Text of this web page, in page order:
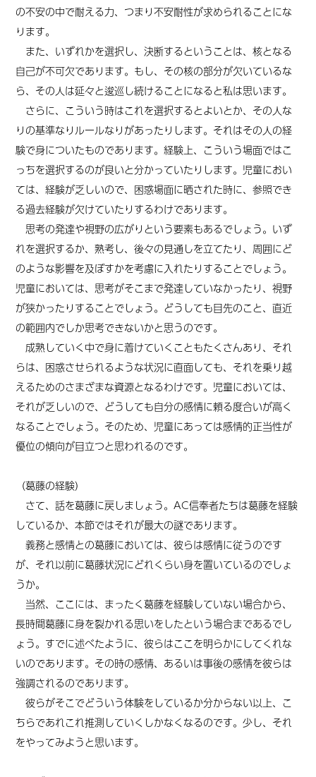
の不安の中で耐える力、つまり不安耐性が求められることにな
ります。
また、いずれかを選択し、決断するということは、核となる
自己が不可欠であります。もし、その核の部分が欠いているな
ら、その人は延々と逡巡し続けることになると私は思います。
さらに、こういう時はこれを選択するとよいとか、その人な
りの基準なりルールなりがあったりします。それはその人の経
験で身についたものであります。経験上、こういう場面ではこ
っちを選択するのが良いと分かっていたりします。児童におい
ては、経験が乏しいので、困惑場面に晒された時に、参照でき
る過去経験が欠けていたりするわけであります。
思考の発達や視野の広がりという要素もあるでしょう。いず
れを選択するか、熟考し、後々の見通しを立てたり、周囲にど
のような影響を及ぼすかを考慮に入れたりすることでしょう。
児童においては、思考がそこまで発達していなかったり、視野
が狭かったりすることでしょう。どうしても目先のこと、直近
の範囲内でしか思考できないかと思うのです。
成熟していく中で身に着けていくこともたくさんあり、それ
らは、困惑させられるような状況に直面しても、それを乗り越
えるためのさまざまな資源となるわけです。児童においては、
それが乏しいので、どうしても自分の感情に頼る度合いが高く
なることでしょう。そのため、児童にあっては感情的正当性が
優位の傾向が目立つと思われるのです。
（葛藤の経験）
さて、話を葛藤に戻しましょう。AC信奉者たちは葛藤を経験
しているか、本節ではそれが最大の謎であります。
義務と感情との葛藤においては、彼らは感情に従うのです
が、それ以前に葛藤状況にどれくらい身を置いているのでしょ
うか。
当然、ここには、まったく葛藤を経験していない場合から、
長時間葛藤に身を裂かれる思いをしたという場合まであるでし
ょう。すでに述べたように、彼らはここを明らかにしてくれな
いのであります。その時の感情、あるいは事後の感情を彼らは
強調されるのであります。
彼らがそこでどういう体験をしているか分からない以上、こ
ちらであれこれ推測していくしかなくなるのです。少し、それ
をやってみようと思います。